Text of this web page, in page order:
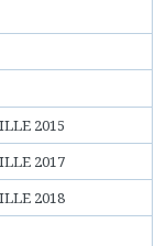
2015
2017
2018